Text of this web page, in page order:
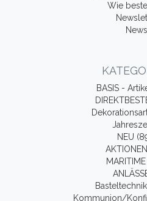
Wie
News
BASIS -
NEU
Kommunion/